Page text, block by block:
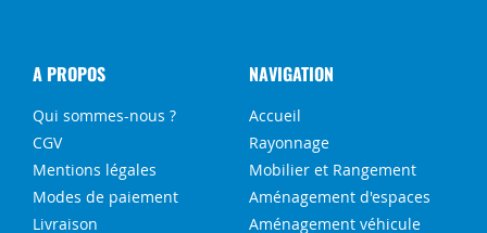
A PROPOS
Qui sommes-nous ?
CGV
Mentions légales
Modes de paiement
Livraison
NAVIGATION
Accueil
Rayonnage
Mobilier et Rangement
Aménagement d'espaces
Aménagement véhicule